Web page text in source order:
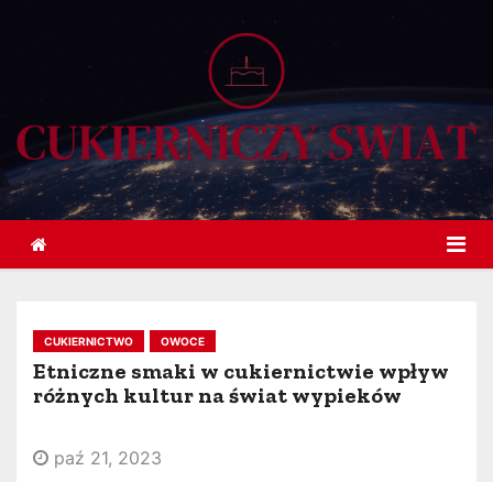
o
c
CUKIERNICTWO OWOCE
Etniczne smaki w cukiernictwie wpływ
różnych kultur na świat wypieków
paź 21, 2023